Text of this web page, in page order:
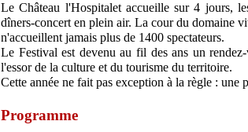
Le Château l'Hospitalet accueille sur 4 jours,
dîners-concert en plein air. La cour du domaine
n'accueillent jamais plus de 1400 spectateurs.
Le Festival est devenu au fil des ans un
l'essor de la culture et du tourisme du territoire.
Cette année ne fait pas exception à la règle : une
Programme